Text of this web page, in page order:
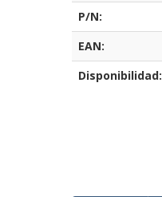
P/N:
EAN:
Disponibilidad: